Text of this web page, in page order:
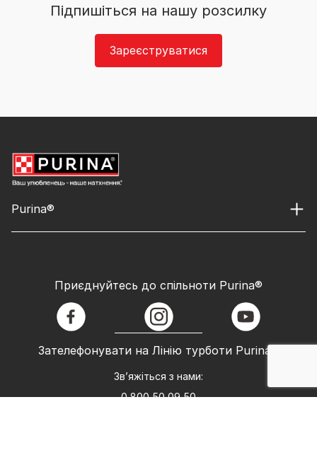
Підпишіться на нашу розсилку
Зареєструватися
Purina®
Зателефонувати на Лінію турботи Purina®
Зв’яжіться з нами:
0 800 50 09 50
Приєднуйтесь до спільноти Purina®
facebook instagram youtube